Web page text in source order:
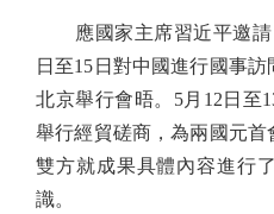
應國家主席習近平邀請
日至15日對中國進行國事
北京舉行會晤。5月12日至
舉行經貿磋商，為兩國元首
雙方就成果具體內容進行
識。